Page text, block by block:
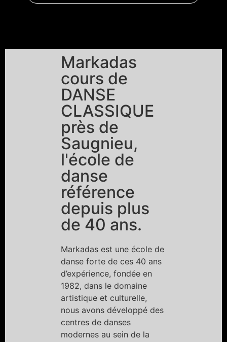
Markadas
cours de
DANSE
CLASSIQUE
près de
Saugnieu,
l'école de
danse
référence
depuis plus
de 40 ans.
Markadas est une école de
danse forte de ces 40 ans
d’expérience, fondée en
1982, dans le domaine
artistique et culturelle,
nous avons développé des
centres de danses
modernes au sein de la